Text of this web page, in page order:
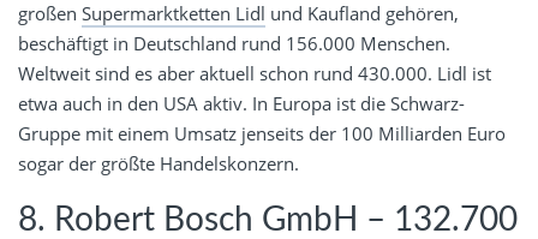
großen Supermarktketten Lidl und Kaufland gehören,
beschäftigt in Deutschland rund 156.000 Menschen.
Weltweit sind es aber aktuell schon rund 430.000. Lidl ist
etwa auch in den USA aktiv. In Europa ist die Schwarz-
Gruppe mit einem Umsatz jenseits der 100 Milliarden Euro
sogar der größte Handelskonzern.
8. Robert Bosch GmbH – 132.700